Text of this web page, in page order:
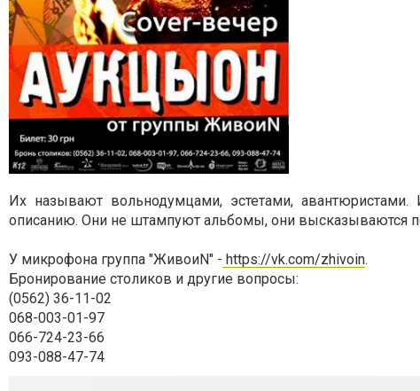
Их называют вольнодумцами, эстетами,
описанию. Они не штампуют альбомы, они высказываются
У микрофона группа "ЖивоиN" - https://vk.com/zhivoin.
Бронирование столиков и другие вопросы:
(0562) 36-11-02
068-003-01-97
066-724-23-66
093-088-47-74